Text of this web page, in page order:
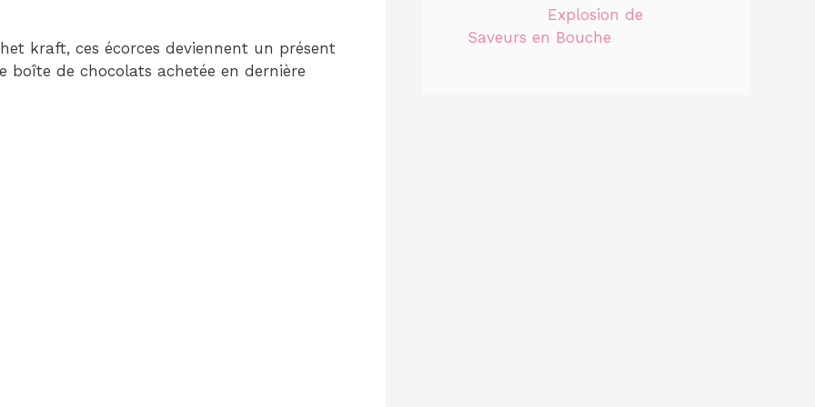
kraft, ces écorces deviennent un présent
boîte de chocolats achetée en dernière
Explosion de
Saveurs en Bouche